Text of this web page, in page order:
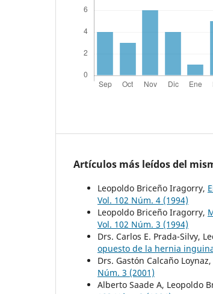
Artículos más leídos del
Leopoldo Briceño Iragorry,
Vol. 102 Núm. 4 (1994)
Leopoldo Briceño Iragorry,
Vol. 102 Núm. 3 (1994)
Drs. Carlos E. Prada-Silvy,
opuesto de la hernia
Drs. Gastón Calcaño
Núm. 3 (2001)
Alberto Saade A, Leopoldo